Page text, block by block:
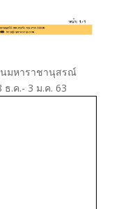
นมหาราชานุสรณ์
.ค.- 3 ม.ค. 63